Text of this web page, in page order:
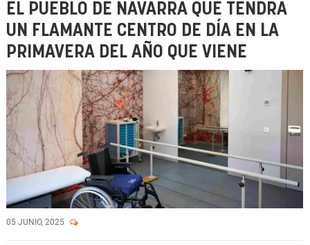
EL PUEBLO DE NAVARRA QUE TENDRÁ
UN FLAMANTE CENTRO DE DÍA EN LA
PRIMAVERA DEL AÑO QUE VIENE
05 JUNIO, 2025